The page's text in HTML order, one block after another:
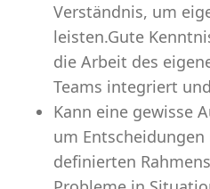
Verständnis, um
leisten.Gute
die Arbeit des
Teams integriert
Kann eine gewisse
um
definierten